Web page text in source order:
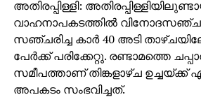
അതിരപ്പിള്ളി:
വാഹനാപകടത്തില്‍
സഞ്ചരിച്ച കാര്‍ 40 അടി
പേര്‍ക്ക് പരിക്കേറ്റു. രണ്ടാമത്തെ
സമീപത്താണ് തിങ്കളാഴ്ച ഉച്ചയ്ക്ക്
അപകടം സംഭവിച്ചത്.